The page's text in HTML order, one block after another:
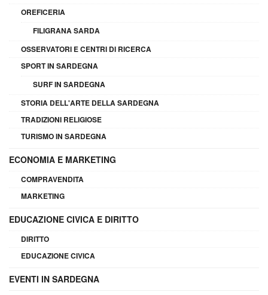
OREFICERIA
FILIGRANA SARDA
OSSERVATORI E CENTRI DI RICERCA
SPORT IN SARDEGNA
SURF IN SARDEGNA
STORIA DELL'ARTE DELLA SARDEGNA
TRADIZIONI RELIGIOSE
TURISMO IN SARDEGNA
ECONOMIA E MARKETING
COMPRAVENDITA
MARKETING
EDUCAZIONE CIVICA E DIRITTO
DIRITTO
EDUCAZIONE CIVICA
EVENTI IN SARDEGNA